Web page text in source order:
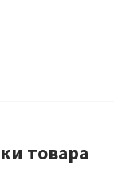
товара